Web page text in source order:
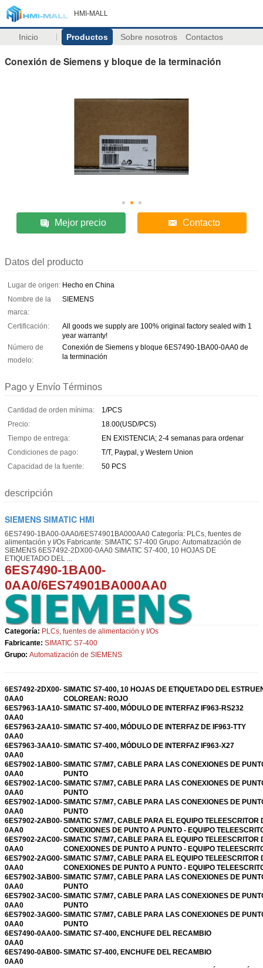
HMI-MALL
Inicio Productos Sobre nosotros Contactos
Conexión de Siemens y bloque de la terminación
Mejor precio Contacto
Datos del producto
Lugar de origen: Hecho en China
Nombre de la
marca:
SIEMENS
Certificación:
All goods we supply are 100% original factory sealed with 1
year warranty!
Número de
modelo:
Conexión de Siemens y bloque 6ES7490-1BA00-0AA0 de
la terminación
Pago y Envío Términos
Cantidad de orden mínima:
1/PCS
Precio:
18.00(USD/PCS)
Tiempo de entrega:
EN EXISTENCIA; 2-4 semanas para ordenar
Condiciones de pago:
T/T, Paypal, y Western Union
Capacidad de la fuente:
50 PCS
descripción
SIEMENS SIMATIC HMI
6ES7490-1BA00-0AA0/6ES74901BA000AA0 Categoría: PLCs, fuentes de
alimentación y I/Os Fabricante: SIMATIC S7-400 Grupo: Automatización de
SIEMENS 6ES7492-2DX00-0AA0 SIMATIC S7-400, 10 HOJAS DE
ETIQUETADO DEL ...
6ES7490-1BA00-
0AA0/6ES74901BA000AA0
Categoría: PLCs, fuentes de alimentación y I/Os
Fabricante: SIMATIC S7-400
Grupo: Automatización de SIEMENS
6ES7492-2DX00-
0AA0
SIMATIC S7-400, 10 HOJAS DE ETIQUETADO DEL
COLOREAN: ROJO
6ES7963-1AA10-
0AA0
SIMATIC S7-400, MÓDULO DE INTERFAZ IF963-RS232
6ES7963-2AA10-
0AA0
SIMATIC S7-400, MÓDULO DE INTERFAZ DE IF963-TTY
6ES7963-3AA10-
0AA0
SIMATIC S7-400, MÓDULO DE INTERFAZ IF963-X27
6ES7902-1AB00-
0AA0
SIMATIC S7/M7, CABLE PARA LAS CONEXIONES DE
PUNTO
6ES7902-1AC00-
0AA0
SIMATIC S7/M7, CABLE PARA LAS CONEXIONES DE
PUNTO
6ES7902-1AD00-
0AA0
SIMATIC S7/M7, CABLE PARA LAS CONEXIONES DE
PUNTO
6ES7902-2AB00-
0AA0
SIMATIC S7/M7, CABLE PARA EL EQUIPO TELEESCRITOR
CONEXIONES DE PUNTO A PUNTO - EQUIPO
6ES7902-2AC00-
0AA0
SIMATIC S7/M7, CABLE PARA EL EQUIPO TELEESCRITOR
CONEXIONES DE PUNTO A PUNTO - EQUIPO
6ES7902-2AG00-
0AA0
SIMATIC S7/M7, CABLE PARA EL EQUIPO TELEESCRITOR
CONEXIONES DE PUNTO A PUNTO - EQUIPO
6ES7902-3AB00-
0AA0
SIMATIC S7/M7, CABLE PARA LAS CONEXIONES DE
PUNTO
6ES7902-3AC00-
0AA0
SIMATIC S7/M7, CABLE PARA LAS CONEXIONES DE
PUNTO
6ES7902-3AG00-
0AA0
SIMATIC S7/M7, CABLE PARA LAS CONEXIONES DE
PUNTO
6ES7490-0AA00-
0AA0
SIMATIC S7-400, ENCHUFE DEL RECAMBIO
6ES7490-0AB00-
0AA0
SIMATIC S7-400, ENCHUFE DEL RECAMBIO